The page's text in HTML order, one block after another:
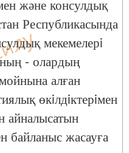
және консулдық
Республикасында
мекемелерi
- олардың
алған
өкiлдiктерiмен
айналысатын
байланыс жасауға